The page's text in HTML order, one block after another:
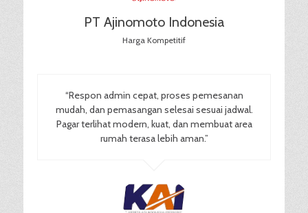
PT Ajinomoto Indonesia
Harga Kompetitif
“Respon admin cepat, proses pemesanan
mudah, dan pemasangan selesai sesuai jadwal.
Pagar terlihat modern, kuat, dan membuat area
rumah terasa lebih aman.”